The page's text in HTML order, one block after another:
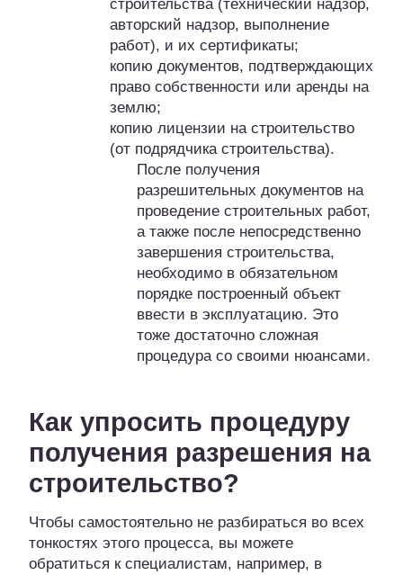
строительства (технический надзор,
авторский надзор, выполнение
работ), и их сертификаты;
копию документов, подтверждающих
право собственности или аренды на
землю;
копию лицензии на строительство
(от подрядчика строительства).
После получения
разрешительных документов на
проведение строительных работ,
а также после непосредственно
завершения строительства,
необходимо в обязательном
порядке построенный объект
ввести в эксплуатацию. Это
тоже достаточно сложная
процедура со своими нюансами.
Как упросить процедуру
получения разрешения на
строительство?
Чтобы самостоятельно не разбираться во всех
тонкостях этого процесса, вы можете
обратиться к специалистам, например, в